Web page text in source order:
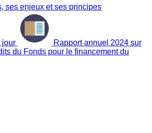
ses enjeux et ses principes
jour
Rapport annuel 2024 sur
du Fonds pour le financement du